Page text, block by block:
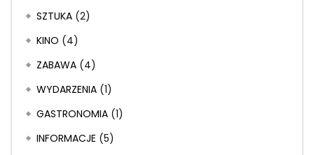
SZTUKA (2)
KINO (4)
ZABAWA (4)
WYDARZENIA (1)
GASTRONOMIA (1)
INFORMACJE (5)